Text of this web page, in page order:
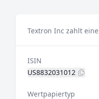
Textron Inc zahlt
ISIN
US8832031012
Wertpapiertyp